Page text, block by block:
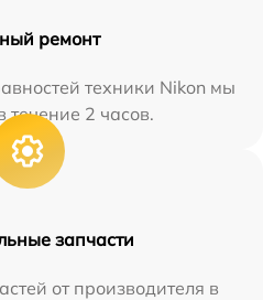
ремонт
техники Nikon мы
течение 2 часов.
запчасти
от производителя в